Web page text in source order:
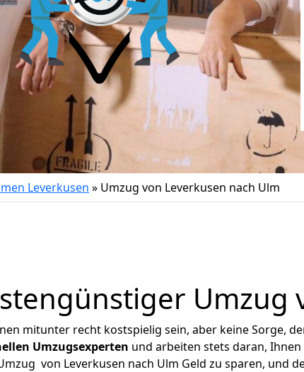
Leverkusen » Umzug von Leverkusen nach Ulm
Umzug
mitunter recht kostspielig sein, aber keine Sorge,
Umzugsexperten und arbeiten stets daran, Ihnen
von Leverkusen nach Ulm Geld zu sparen, und